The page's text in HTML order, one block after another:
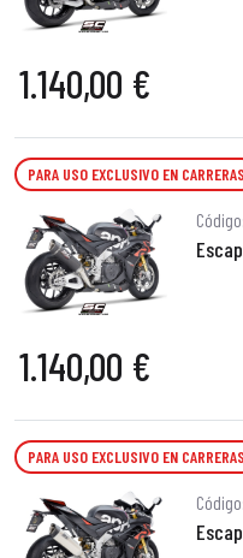
1.140,00 €
PARA USO EXCLUSIVO EN CARRERAS
Código:
1.140,00 €
PARA USO EXCLUSIVO EN CARRERAS
Código: